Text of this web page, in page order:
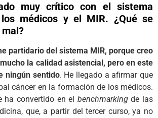
muy crítico con el sistema
médicos y el MIR. ¿Qué se
partidario del sistema MIR, porque creo
la calidad asistencial, pero en este
ningún sentido. He llegado a afirmar que
cáncer en la formación de los médicos.
ha convertido en el benchmarkingde las
que, a partir del tercer curso, ya no